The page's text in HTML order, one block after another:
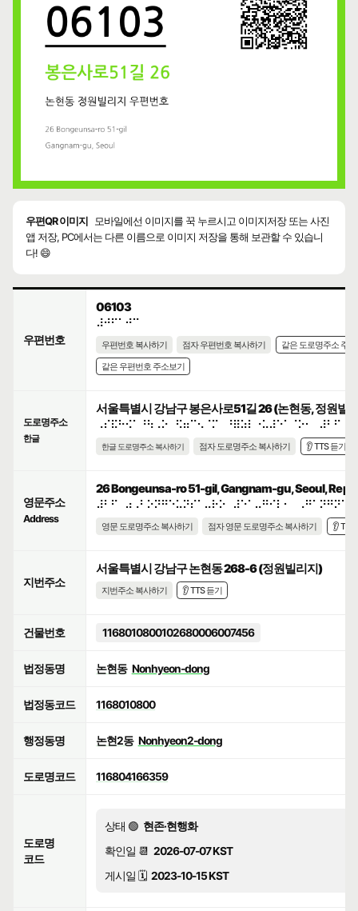
우편QR 이미지
모바일에선 이미지를 꾹 누르시고 이미지저장 또는 사진
앱 저장, PC에서는 다른 이름으로 이미지 저장을 통해 보관할 수 있습니
다! 😄
우편번호
06103
⠼⠚⠋⠁⠚⠉
우편번호 복사하기 점자 우편번호 복사하기
같은 도로명주소 주
같은 우편번호 주소보기
도로명주소
한글
서울특별시 강남구 봉은사로51길 26 (논현동, 정원빌
⠠⠎⠯⠓⠪⠁⠘⠳⠠⠕⠀⠫⠶⠉⠢⠈⠍⠀⠘⠿⠵⠇⠐⠥⠼⠑⠁⠈⠕⠂⠀⠼⠃⠋
한글 도로명주소 복사하기 점자 도로명주소 복사하기 👂 TTS 듣기
영문주소
Address
26 Bongeunsa-ro 51-gil, Gangnam-gu, Seoul,
영문 도로명주소 복사하기 점자 영문 도로명주소 복사하기 👂 TTS
지번주소
서울특별시 강남구 논현동 268-6 (정원빌리지)
지번주소 복사하기 👂 TTS 듣기
건물번호 1168010800102680006007456
법정동명 논현동 Nonhyeon-dong
법정동코드 1168010800
행정동명 논현2동 Nonhyeon2-dong
도로명코드 116804166359
도로명
코드
상태 🟢 현존·현행화
확인일 📆 2026-07-07 KST
게시일 🗓️ 2023-10-15 KST